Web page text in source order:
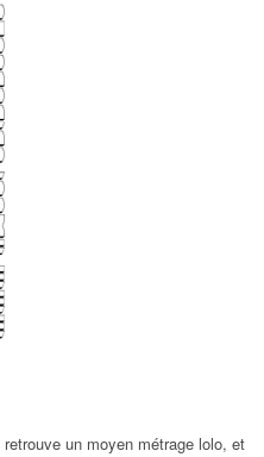
retrouve un moyen métrage lolo, et